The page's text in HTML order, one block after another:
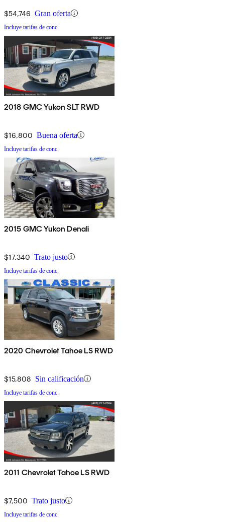
$54,746 Gran oferta
Incluye tarifas de conc.
2018 GMC Yukon SLT RWD
$16,800 Buena oferta
Incluye tarifas de conc.
2015 GMC Yukon Denali
$17,340 Trato justo
Incluye tarifas de conc.
2020 Chevrolet Tahoe LS RWD
$15,808 Sin calificación
Incluye tarifas de conc.
2011 Chevrolet Tahoe LS RWD
$7,500 Trato justo
Incluye tarifas de conc.